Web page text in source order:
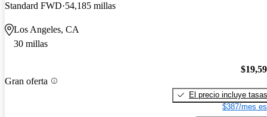
Standard FWD 54,185 millas
Los Angeles, CA
30 millas
Gran oferta
El precio incluye tasas
$387/mes